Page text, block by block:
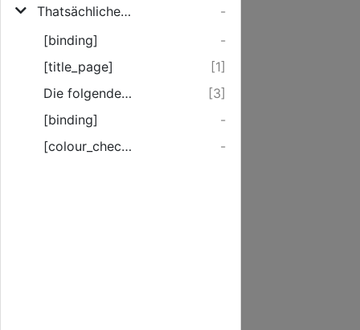
Thatsächliches aus dem Treiben der Widertäufer in Mecklenburg
-
[binding]
-
[title_page]
[1]
Die folgenden Bemerkungen gründen sich auf lauter conkrete Erlebnisse. ...
[3]
[binding]
-
[colour_checker]
-